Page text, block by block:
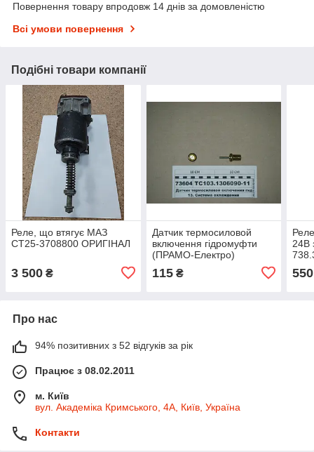
Повернення товару впродовж 14 днів за домовленістю
Всі умови повернення
Подібні товари компанії
Реле, що втягує МАЗ
СТ25-3708800 ОРИГІНАЛ
3 500 ₴
Датчик термосиловой
включення гідромуфти
(ПРАМО-Електро)
115₴
24В
550
Про нас
94% позитивних з 52 відгуків за рік
Працює з 08.02.2011
м. Київ
вул. Академіка Кримського, 4А, Київ, Україна
Контакти